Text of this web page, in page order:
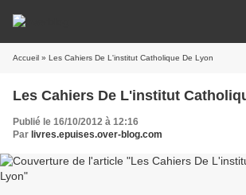
Accueil » Les Cahiers De L'institut Catholique De Lyon
Les Cahiers De L'institut
Publié le 16/10/2012 à 12:16
Par livres.epuises.over-blog.com